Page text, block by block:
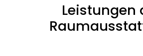
Leistungen